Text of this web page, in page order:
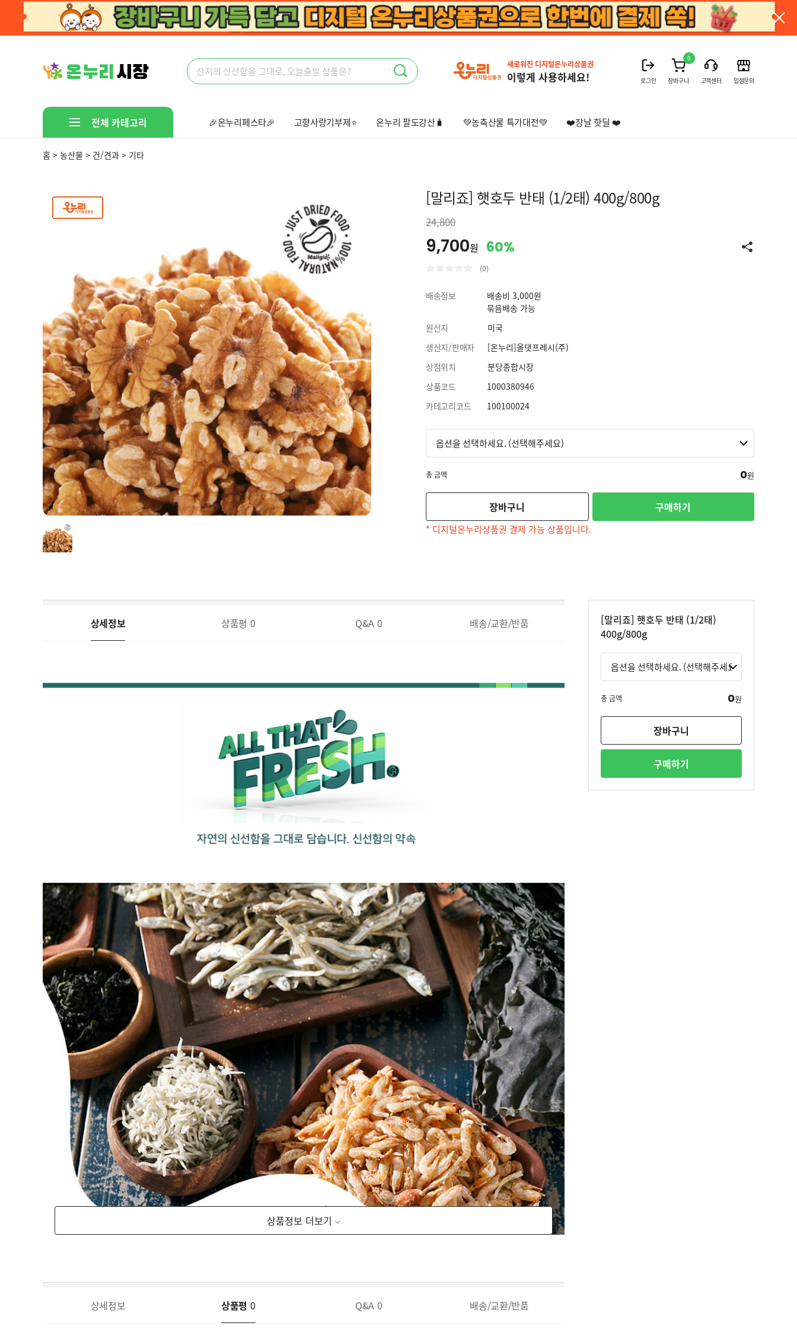
새로워진 디지털온누리상품권
이렇게 사용하세요! 로그인
0
장바구니 고객센터 입점문의
전체 카테고리
가구/인테리어
출산/육아
식품
뷰티
잡화
의류
🎉온누리페스타🎉 고향사랑기부제⭐ 온누리 팔도강산🧳 💚농축산물 특가대전💚 ❤️장날 핫딜 ❤️
홈 > 농산물 > 건/견과 > 기타
[말리죠] 햇호두 반태 (1/2태) 400g/800g
24,800
9,700원 60%
(0)
배송정보
배송비 3,000원
묶음배송 가능
원산지
미국
생산지/판매자
[온누리]올댓프레시(주)
상점위치
분당종합시장
상품코드
1000380946
카테고리코드
100100024
총 금액 0원
장바구니 구매하기
* 디지털온누리상품권 결제 가능 상품입니다.
상세정보 상품평 0 Q&A 0 배송/교환/반품
상품정보
상세정보 상품평 0 Q&A 0 배송/교환/반품
[말리죠] 햇호두 반태 (1/2태)
400g/800g
총 금액 0원
장바구니
구매하기